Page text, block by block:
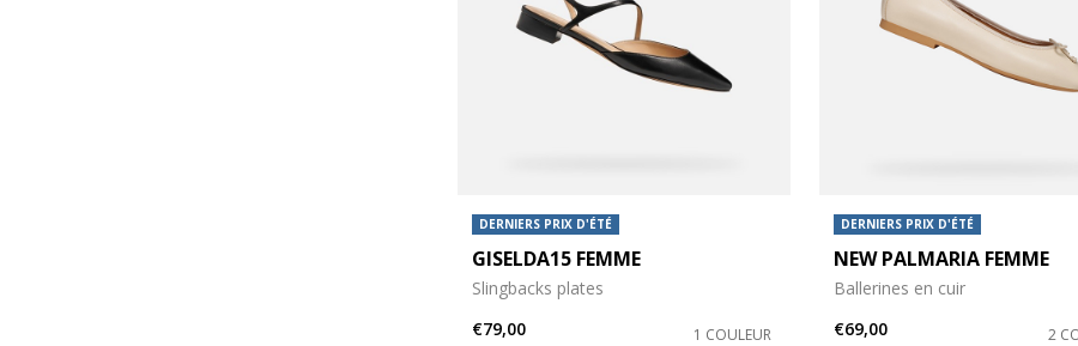
DERNIERS PRIX D'ÉTÉ
GISELDA15 FEMME
Slingbacks plates
€79,00
1 COULEUR
DERNIERS PRIX D'ÉTÉ
NEW PALMARIA FEMME
Ballerines en cuir
€69,00
2